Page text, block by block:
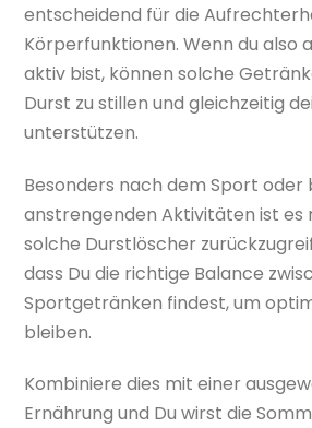
entscheidend für die
Körperfunktionen. Wenn du also
aktiv bist, können solche
Durst zu stillen und gleichzeitig
unterstützen.
Besonders nach dem Sport oder
anstrengenden Aktivitäten ist es
solche Durstlöscher
dass Du die richtige Balance
Sportgetränken findest, um
bleiben.
Kombiniere dies mit einer
Ernährung und Du wirst die